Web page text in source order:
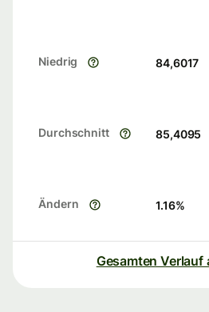
Niedrig 84,6017
Durchschnitt 85,4095
Ändern 1.16%
Gesamten Verlauf